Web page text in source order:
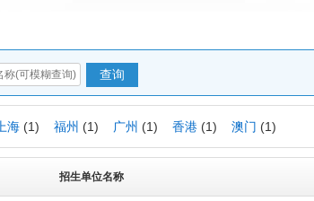
上海 (1) 福州 (1) 广州 (1) 香港 (1) 澳门 (1)
招生单位名称